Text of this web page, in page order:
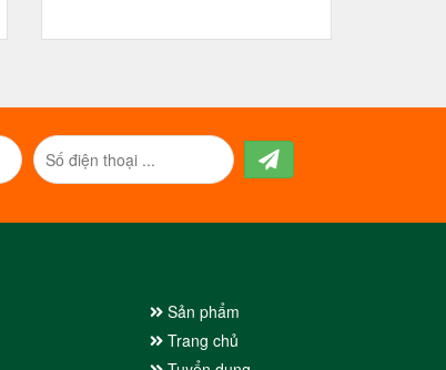
Sản phẩm
Trang chủ